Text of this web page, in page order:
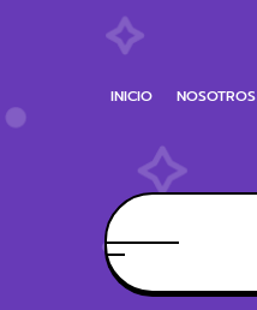
INICIO NOSOTROS